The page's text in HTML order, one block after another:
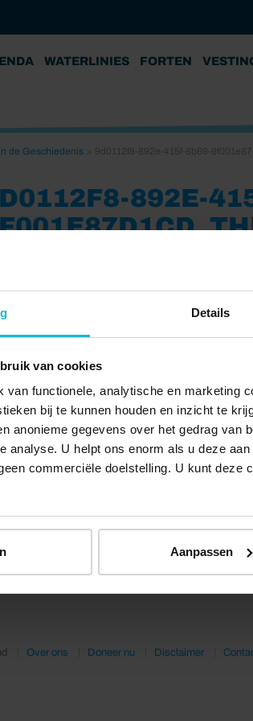
Details
van cookies
van functionele, analytische en marketing
bij te kunnen houden en inzicht te
anonieme gegevens over het gedrag van
analyse. U helpt ons enorm als u deze
commerciële doelstelling. U kunt deze
Aanpassen
WATERLINIES FORTEN
de Geschiedenis
892E-
Over ons Doneer nu Disclaimer